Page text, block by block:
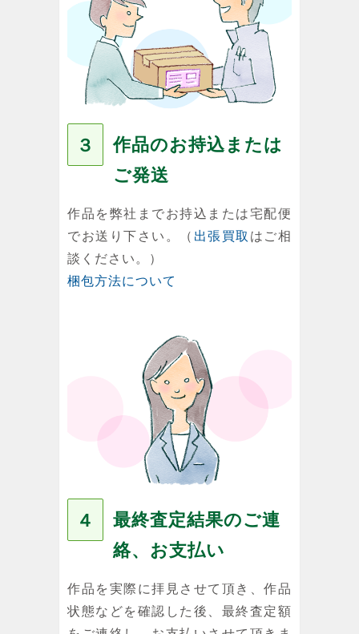
３
作品のお持込または
ご発送
作品を弊社までお持込または宅配便
でお送り下さい。（ 出張買取 はご相
談ください。）
梱包方法について
４
最終査定結果のご連
絡、お支払い
作品を実際に拝見させて頂き、作品
状態などを確認した後、最終査定額